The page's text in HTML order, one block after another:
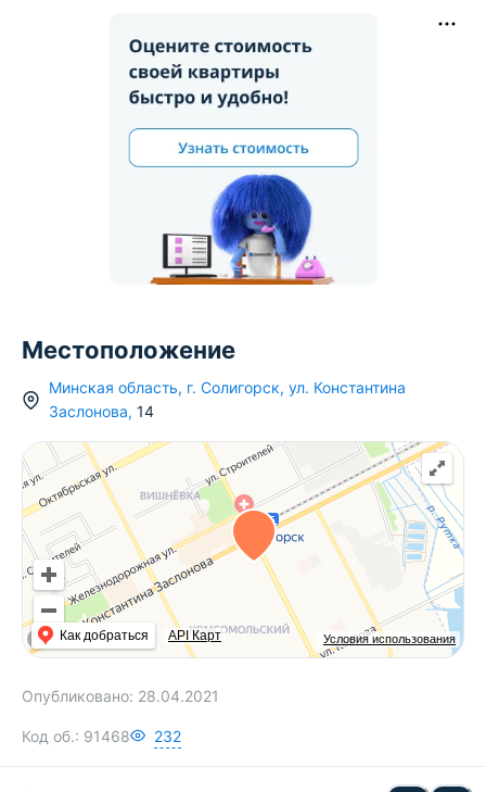
Местоположение
Минская область, г. Солигорск, ул. Константина
Заслонова, 14
Условия использования
Как добраться API Карт
Опубликовано: 28.04.2021
Код об.: 91468 232